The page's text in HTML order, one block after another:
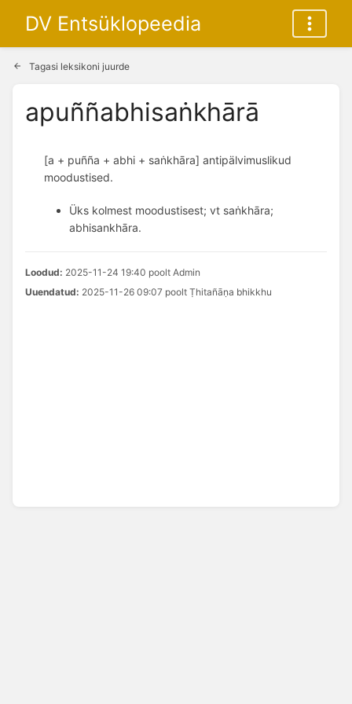
DV Entsüklopeedia
Tagasi leksikoni juurde
apuññabhisaṅkhārā
[a + puñña + abhi + saṅkhāra] antipälvimuslikud
moodustised.
Üks kolmest moodustisest; vt saṅkhāra;
abhisankhāra.
Loodud: 2025-11-24 19:40 poolt Admin
Uuendatud: 2025-11-26 09:07 poolt Ṭhitañāṇa bhikkhu